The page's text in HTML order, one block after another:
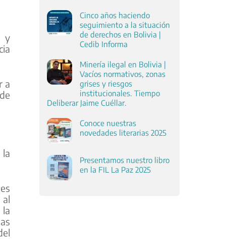
y
a
Cinco años haciendo
seguimiento a la situación
de derechos en Bolivia |
Cedib Informa
Minería ilegal en Bolivia |
Vacíos normativos, zonas
grises y riesgos
institucionales. Tiempo
Deliberar Jaime Cuéllar.
Conoce nuestras
novedades literarias 2025
Presentamos nuestro libro
en la FIL La Paz 2025